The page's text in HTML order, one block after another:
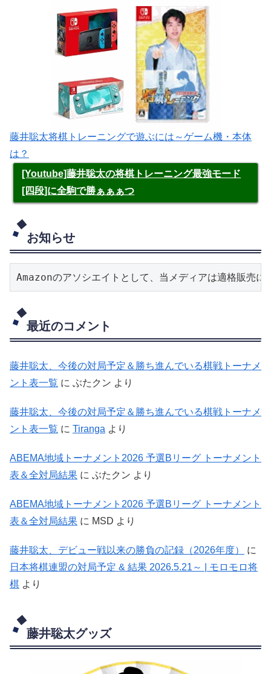
藤井聡太将棋トレーニングで遊ぶには～ゲーム機・本体
は？
[Youtube]藤井聡太の将棋トレーニング最強モード
[四段]に全駒で勝ぁぁぁつ
お知らせ
Amazonのアソシエイトとして、当メディアは適格販売に
最近のコメント
藤井聡太、今後の対局予定＆勝ち進んでいる棋戦トーナメ
ント表一覧 に ぶたクン より
藤井聡太、今後の対局予定＆勝ち進んでいる棋戦トーナメ
ント表一覧 に Tiranga より
ABEMA地域トーナメント2026 予選Bリーグ トーナメント
表＆全対局結果 に ぶたクン より
ABEMA地域トーナメント2026 予選Bリーグ トーナメント
表＆全対局結果 に MSD より
藤井聡太、デビュー戦以来の勝負の記録（2026年度）
に
日本将棋連盟の対局予定 & 結果 2026.5.21～ | モロモロ将
棋 より
藤井聡太グッズ